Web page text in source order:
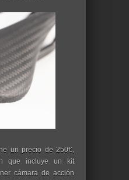
un precio de 250€,
que incluye un kit
cámara de acción